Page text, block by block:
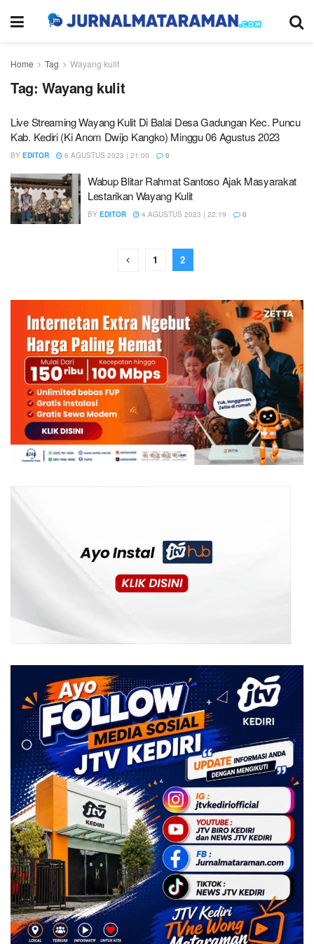
Home Tag Wayang kulit
Tag: Wayang kulit
Live Streaming Wayang Kulit Di Balai Desa Gadungan Kec. Puncu
Kab. Kediri (Ki Anom Dwijo Kangko) Minggu 06 Agustus 2023
BY EDITOR 6 AGUSTUS 2023 | 21:00 0
Wabup Blitar Rahmat Santoso Ajak Masyarakat
Lestarikan Wayang Kulit
BY EDITOR 4 AGUSTUS 2023 | 22:19 0
1 2